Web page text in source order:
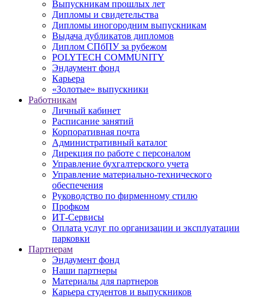
Выпускникам прошлых лет
Дипломы и свидетельства
Дипломы иногородним выпускникам
Выдача дубликатов дипломов
Диплом СПбПУ за рубежом
POLYTECH COMMUNITY
Эндаумент фонд
Карьера
«Золотые» выпускники
Работникам
Личный кабинет
Расписание занятий
Корпоративная почта
Административный каталог
Дирекция по работе с персоналом
Управление бухгалтерского учета
Управление материально-технического
обеспечения
Руководство по фирменному стилю
Профком
ИТ-Сервисы
Оплата услуг по организации и эксплуатации
парковки
Партнерам
Эндаумент фонд
Наши партнеры
Материалы для партнеров
Карьера студентов и выпускников